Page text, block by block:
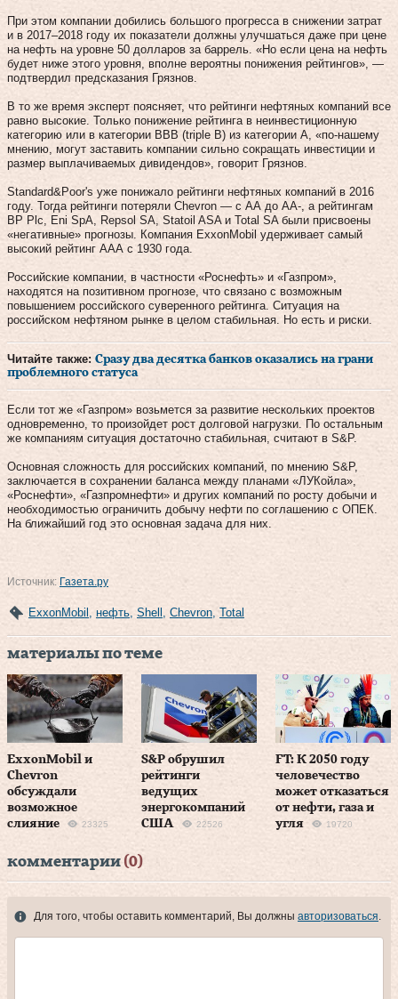
При этом компании добились большого прогресса в снижении затрат
и в 2017–2018 году их показатели должны улучшаться даже при цене
на нефть на уровне 50 долларов за баррель. «Но если цена на нефть
будет ниже этого уровня, вполне вероятны понижения рейтингов», —
подтвердил предсказания Грязнов.
В то же время эксперт поясняет, что рейтинги нефтяных компаний все
равно высокие. Только понижение рейтинга в неинвестиционную
категорию или в категории ВВВ (triple B) из категории А, «по-нашему
мнению, могут заставить компании сильно сокращать инвестиции и
размер выплачиваемых дивидендов», говорит Грязнов.
Standard&Poor's уже понижало рейтинги нефтяных компаний в 2016
году. Тогда рейтинги потеряли Chevron — c АА до АА-, а рейтингам
BP Plc, Eni SpA, Repsol SA, Statoil ASA и Total SA были присвоены
«негативные» прогнозы. Компания ExxonMobil удерживает самый
высокий рейтинг ААА с 1930 года.
Российские компании, в частности «Роснефть» и «Газпром»,
находятся на позитивном прогнозе, что связано с возможным
повышением российского суверенного рейтинга. Ситуация на
российском нефтяном рынке в целом стабильная. Но есть и риски.
Читайте также: Сразу два десятка банков оказались на грани
проблемного статуса
Если тот же «Газпром» возьмется за развитие нескольких проектов
одновременно, то произойдет рост долговой нагрузки. По остальным
же компаниям ситуация достаточно стабильная, считают в S&P.
Основная сложность для российских компаний, по мнению S&P,
заключается в сохранении баланса между планами «ЛУКойла»,
«Роснефти», «Газпромнефти» и других компаний по росту добычи и
необходимостью ограничить добычу нефти по соглашению с ОПЕК.
На ближайший год это основная задача для них.
Источник: Газета.ру
ExxonMobil нефть Shell Chevron ,Total
материалы по теме
ExxonMobil и
Chevron
обсуждали
возможное
слияние
23325
S&P обрушил
рейтинги
ведущих
энергокомпаний
США
22526
FT: К 2050 году
человечество
может отказаться
от нефти, газа и
угля
19720
комментарии (0)
Для того, чтобы оставить комментарий, Вы должны авторизоваться.